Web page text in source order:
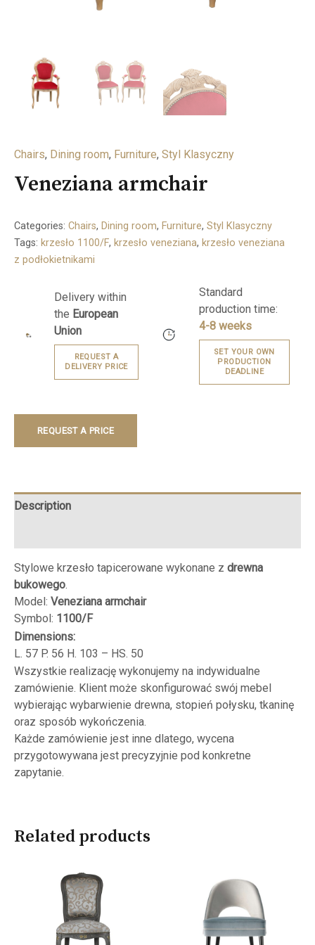
Chairs, Dining room, Furniture, Styl Klasyczny
Veneziana armchair
Categories: Chairs, Dining room, Furniture, Styl Klasyczny
Tags: krzesło 1100/F, krzesło veneziana, krzesło veneziana
z podłokietnikami
Delivery within
the European
Union
REQUEST A
DELIVERY PRICE
Standard
production time:
4-8 weeks
SET YOUR OWN
PRODUCTION
DEADLINE
REQUEST A PRICE
Description
Stylowe krzesło tapicerowane wykonane z drewna
bukowego.
Model: Veneziana armchair
Symbol: 1100/F
Dimensions:
L. 57 P. 56 H. 103 – HS. 50
Wszystkie realizację wykonujemy na indywidualne
zamówienie. Klient może skonfigurować swój mebel
wybierając wybarwienie drewna, stopień połysku, tkaninę
oraz sposób wykończenia.
Każde zamówienie jest inne dlatego, wycena
przygotowywana jest precyzyjnie pod konkretne
zapytanie.
Related products